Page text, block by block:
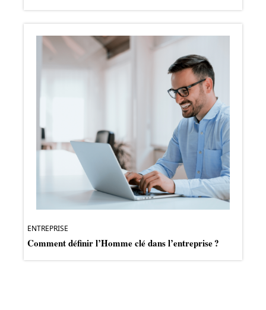
ENTREPRISE
Comment définir l’Homme clé dans l’entreprise ?